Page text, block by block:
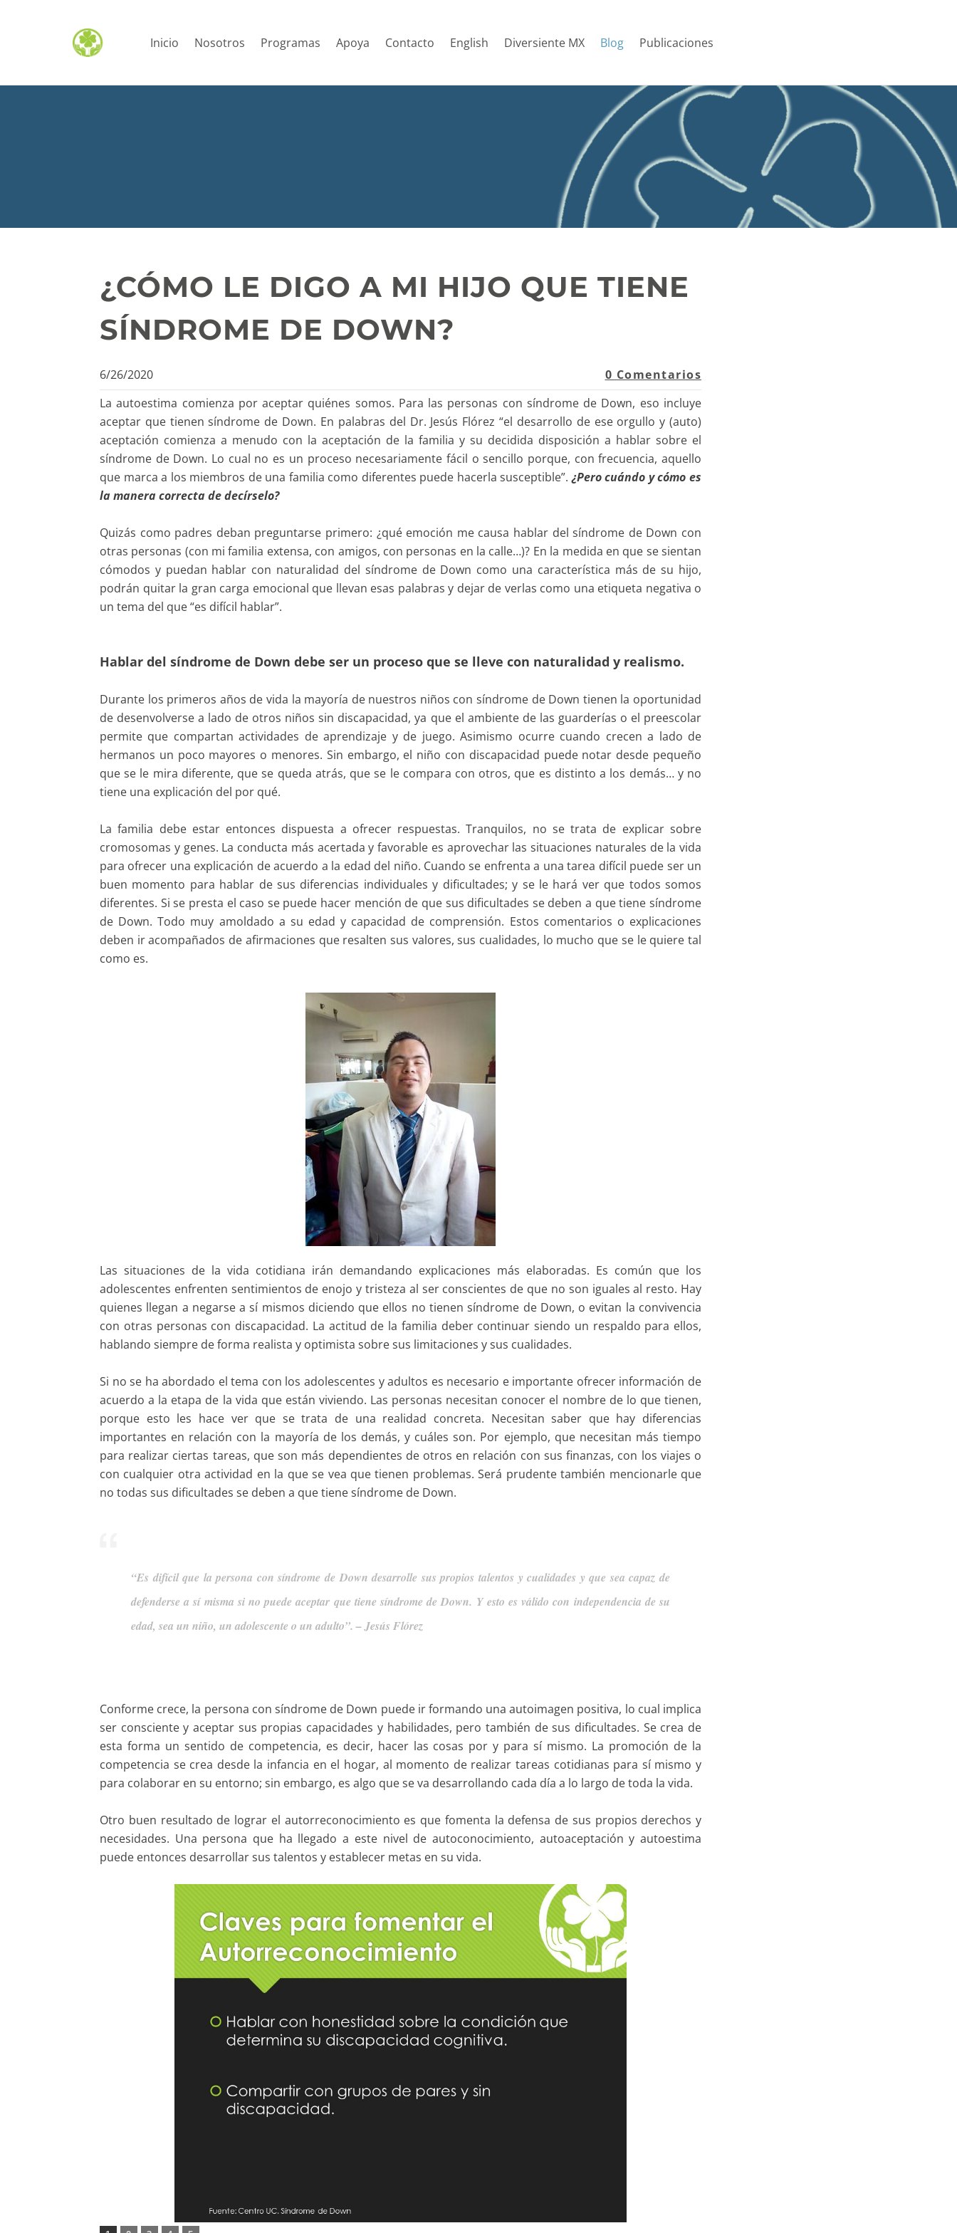
Inicio Nosotros Programas Apoya Contacto English Diversiente MX Blog Publicaciones
¿CÓMO LE DIGO A MI HIJO QUE TIENE
SÍNDROME DE DOWN?
6/26/2020
0 Comentarios
La autoestima comienza por aceptar quiénes somos. Para las personas con síndrome de Down, eso incluye
aceptar que tienen síndrome de Down. En palabras del Dr. Jesús Flórez “el desarrollo de ese orgullo y (auto)
aceptación comienza a menudo con la aceptación de la familia y su decidida disposición a hablar sobre el
síndrome de Down. Lo cual no es un proceso necesariamente fácil o sencillo porque, con frecuencia, aquello
que marca a los miembros de una familia como diferentes puede hacerla susceptible”.¿Pero cuándo y cómo es
la manera correcta de decírselo?
Quizás como padres deban preguntarse primero: ¿qué emoción me causa hablar del síndrome de Down con
otras personas (con mi familia extensa, con amigos, con personas en la calle…)? En la medida en que se sientan
cómodos y puedan hablar con naturalidad del síndrome de Down como una característica más de su hijo,
podrán quitar la gran carga emocional que llevan esas palabras y dejar de verlas como una etiqueta negativa o
un tema del que “es difícil hablar”.
Hablar del síndrome de Down debe ser un proceso que se lleve con naturalidad y realismo.
Durante los primeros años de vida la mayoría de nuestros niños con síndrome de Down tienen la oportunidad
de desenvolverse a lado de otros niños sin discapacidad, ya que el ambiente de las guarderías o el preescolar
permite que compartan actividades de aprendizaje y de juego. Asimismo ocurre cuando crecen a lado de
hermanos un poco mayores o menores. Sin embargo, el niño con discapacidad puede notar desde pequeño
que se le mira diferente, que se queda atrás, que se le compara con otros, que es distinto a los demás… y no
tiene una explicación del por qué.
La familia debe estar entonces dispuesta a ofrecer respuestas. Tranquilos, no se trata de explicar sobre
cromosomas y genes. La conducta más acertada y favorable es aprovechar las situaciones naturales de la vida
para ofrecer una explicación de acuerdo a la edad del niño. Cuando se enfrenta a una tarea difícil puede ser un
buen momento para hablar de sus diferencias individuales y dificultades; y se le hará ver que todos somos
diferentes. Si se presta el caso se puede hacer mención de que sus dificultades se deben a que tiene síndrome
de Down. Todo muy amoldado a su edad y capacidad de comprensión. Estos comentarios o explicaciones
deben ir acompañados de afirmaciones que resalten sus valores, sus cualidades, lo mucho que se le quiere tal
como es.
Las situaciones de la vida cotidiana irán demandando explicaciones más elaboradas. Es común que los
adolescentes enfrenten sentimientos de enojo y tristeza al ser conscientes de que no son iguales al resto. Hay
quienes llegan a negarse a sí mismos diciendo que ellos no tienen síndrome de Down, o evitan la convivencia
con otras personas con discapacidad. La actitud de la familia deber continuar siendo un respaldo para ellos,
hablando siempre de forma realista y optimista sobre sus limitaciones y sus cualidades.
Si no se ha abordado el tema con los adolescentes y adultos es necesario e importante ofrecer información de
acuerdo a la etapa de la vida que están viviendo. Las personas necesitan conocer el nombre de lo que tienen,
porque esto les hace ver que se trata de una realidad concreta. Necesitan saber que hay diferencias
importantes en relación con la mayoría de los demás, y cuáles son. Por ejemplo, que necesitan más tiempo
para realizar ciertas tareas, que son más dependientes de otros en relación con sus finanzas, con los viajes o
con cualquier otra actividad en la que se vea que tienen problemas. Será prudente también mencionarle que
no todas sus dificultades se deben a que tiene síndrome de Down.
“Es difícil que la persona con síndrome de Down desarrolle sus propios talentos y cualidades y que sea capaz de
defenderse a sí misma si no puede aceptar que tiene síndrome de Down. Y esto es válido con independencia de su
edad, sea un niño, un adolescente o un adulto”. – Jesús Flórez
Conforme crece, la persona con síndrome de Down puede ir formando una autoimagen positiva, lo cual implica
ser consciente y aceptar sus propias capacidades y habilidades, pero también de sus dificultades. Se crea de
esta forma un sentido de competencia, es decir, hacer las cosas por y para sí mismo. La promoción de la
competencia se crea desde la infancia en el hogar, al momento de realizar tareas cotidianas para sí mismo y
para colaborar en su entorno; sin embargo, es algo que se va desarrollando cada día a lo largo de toda la vida.
Otro buen resultado de lograr el autorreconocimiento es que fomenta la defensa de sus propios derechos y
necesidades. Una persona que ha llegado a este nivel de autoconocimiento, autoaceptación y autoestima
puede entonces desarrollar sus talentos y establecer metas en su vida.